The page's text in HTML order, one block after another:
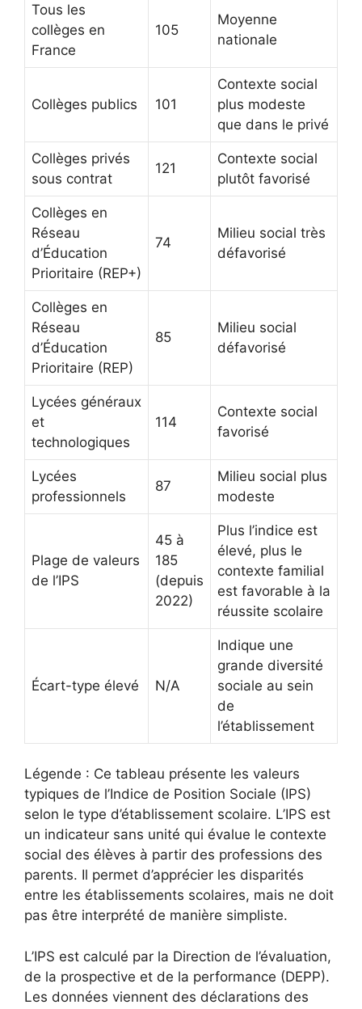
Tous les
collèges en
France
105
Moyenne
nationale
Collèges publics 101
Contexte social
plus modeste
que dans le privé
Collèges privés
sous contrat
121
Contexte social
plutôt favorisé
Collèges en
Réseau
d’Éducation
Prioritaire (REP+)
74
Milieu social très
défavorisé
Collèges en
Réseau
d’Éducation
Prioritaire (REP)
85
Milieu social
défavorisé
Lycées généraux
et
technologiques
114
Contexte social
favorisé
Lycées
professionnels
87
Milieu social plus
modeste
Plage de valeurs
de l’IPS
45 à
185
(depuis
2022)
Plus l’indice est
élevé, plus le
contexte familial
est favorable à la
réussite scolaire
Écart-type élevé N/A
Indique une
grande diversité
sociale au sein
de
l’établissement
Légende : Ce tableau présente les valeurs
typiques de l’Indice de Position Sociale (IPS)
selon le type d’établissement scolaire. L’IPS est
un indicateur sans unité qui évalue le contexte
social des élèves à partir des professions des
parents. Il permet d’apprécier les disparités
entre les établissements scolaires, mais ne doit
pas être interprété de manière simpliste.
L’IPS est calculé par la Direction de l’évaluation,
de la prospective et de la performance (DEPP).
Les données viennent des déclarations des